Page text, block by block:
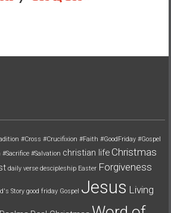
#Cross #Crucifixion #Faith #GoodFriday #Gospel
#Sacrifice #Salvation christian life Christmas
daily verse descipleship Easter Forgiveness
Story good friday Gospel Jesus Living